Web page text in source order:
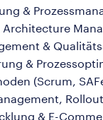
&
Architecture
&
&
(Scrum,
& E-